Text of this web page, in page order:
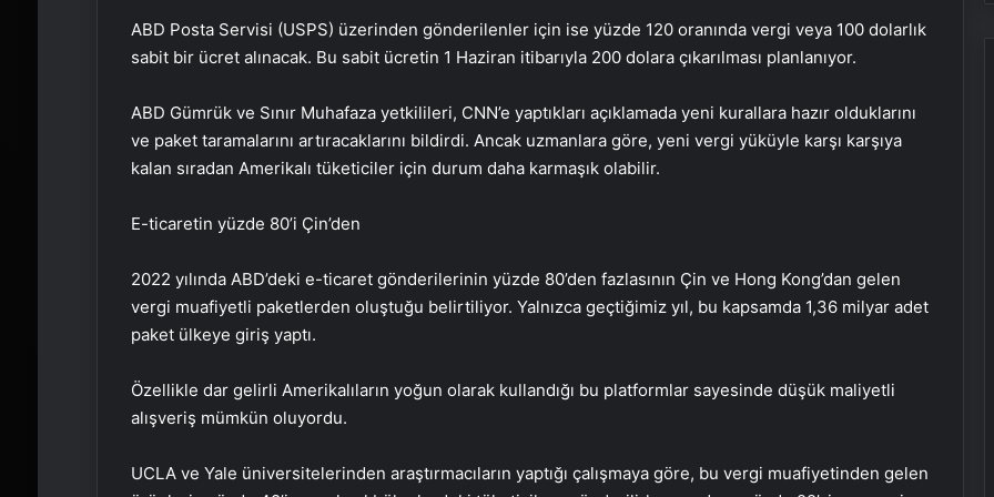
ABD Posta Servisi (USPS) üzerinden gönderilenler için ise yüzde 120 oranında vergi veya 100 dolarlık
sabit bir ücret alınacak. Bu sabit ücretin 1 Haziran itibarıyla 200 dolara çıkarılması planlanıyor.
ABD Gümrük ve Sınır Muhafaza yetkilileri, CNN’e yaptıkları açıklamada yeni kurallara hazır olduklarını
ve paket taramalarını artıracaklarını bildirdi. Ancak uzmanlara göre, yeni vergi yüküyle karşı karşıya
kalan sıradan Amerikalı tüketiciler için durum daha karmaşık olabilir.
E-ticaretin yüzde 80’i Çin’den
2022 yılında ABD’deki e-ticaret gönderilerinin yüzde 80’den fazlasının Çin ve Hong Kong’dan gelen
vergi muafiyetli paketlerden oluştuğu belirtiliyor. Yalnızca geçtiğimiz yıl, bu kapsamda 1,36 milyar adet
paket ülkeye giriş yaptı.
Özellikle dar gelirli Amerikalıların yoğun olarak kullandığı bu platformlar sayesinde düşük maliyetli
alışveriş mümkün oluyordu.
UCLA ve Yale üniversitelerinden araştırmacıların yaptığı çalışmaya göre, bu vergi muafiyetinden gelen